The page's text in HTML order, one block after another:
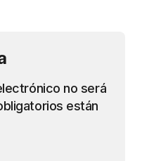
no será
están